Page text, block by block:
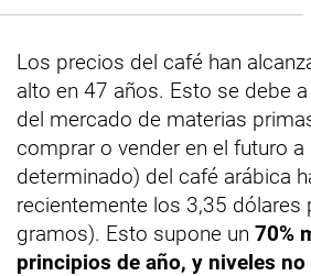
Los precios del café han
alto en 47 años. Esto se debe
del mercado de materias
comprar o vender en el futuro a
determinado) del café arábica
recientemente los 3,35 dólares
gramos). Esto supone un 70%
principios de año, y niveles